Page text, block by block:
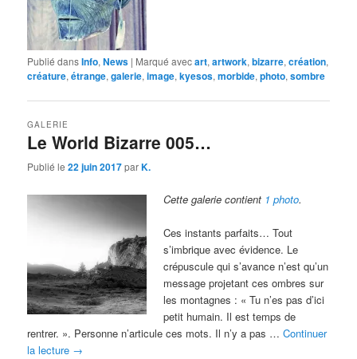
Publié dansInfo,News | Marqué avecart,artwork,bizarre,création,
créature,étrange,galerie,image,kyesos,morbide,photo,sombre
Le World Bizarre 005…
GALERIE
Publié le22 juin 2017parK.
Cette galerie contient 1 photo.
Ces instants parfaits… Tout
s’imbrique avec évidence. Le
crépuscule qui s’avance n’est qu’un
message projetant ces ombres sur
les montagnes : « Tu n’es pas d’ici
petit humain. Il est temps de
rentrer. ». Personne n’articule ces mots. Il n’y a pas …Continuer
la lecture →